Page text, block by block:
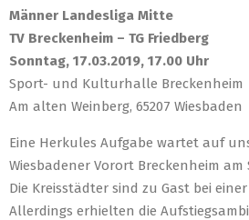
Männer Landesliga Mitte
TV Breckenheim – TG Friedberg
Sonntag, 17.03.2019, 17.00 Uhr
Sport- und Kulturhalle Breckenheim
Am alten Weinberg, 65207 Wiesbaden
Eine Herkules Aufgabe wartet auf
Wiesbadener Vorort Breckenheim
Die Kreisstädter sind zu Gast bei
Allerdings erhielten die